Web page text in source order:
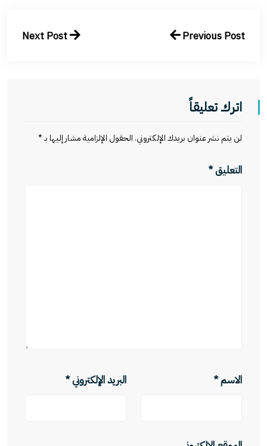
Previous Post
Next Post
اترك تعليقاً
لن يتم نشر عنوان بريدك الإلكتروني.الحقول الإلزامية مشار إليها بـ*
التعليق*
الاسم* البريد الإلكتروني*